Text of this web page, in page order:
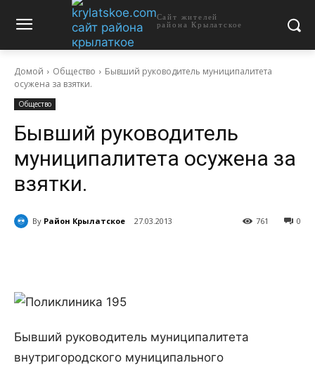
Сайт жителей
района Крылатское
Домой Общество
Бывший руководитель муниципалитета
осужена за взятки.
Общество
Бывший руководитель
муниципалитета осужена за
взятки.
By Район Крылатское 27.03.2013 0
761
Бывший руководитель муниципалитета
внутригородского муниципального